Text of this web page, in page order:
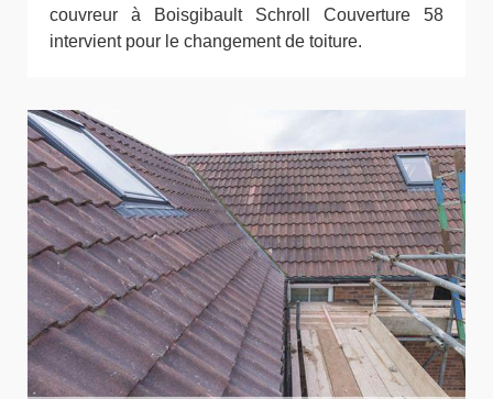
couvreur à Boisgibault Schroll Couverture 58
intervient pour le changement de toiture.